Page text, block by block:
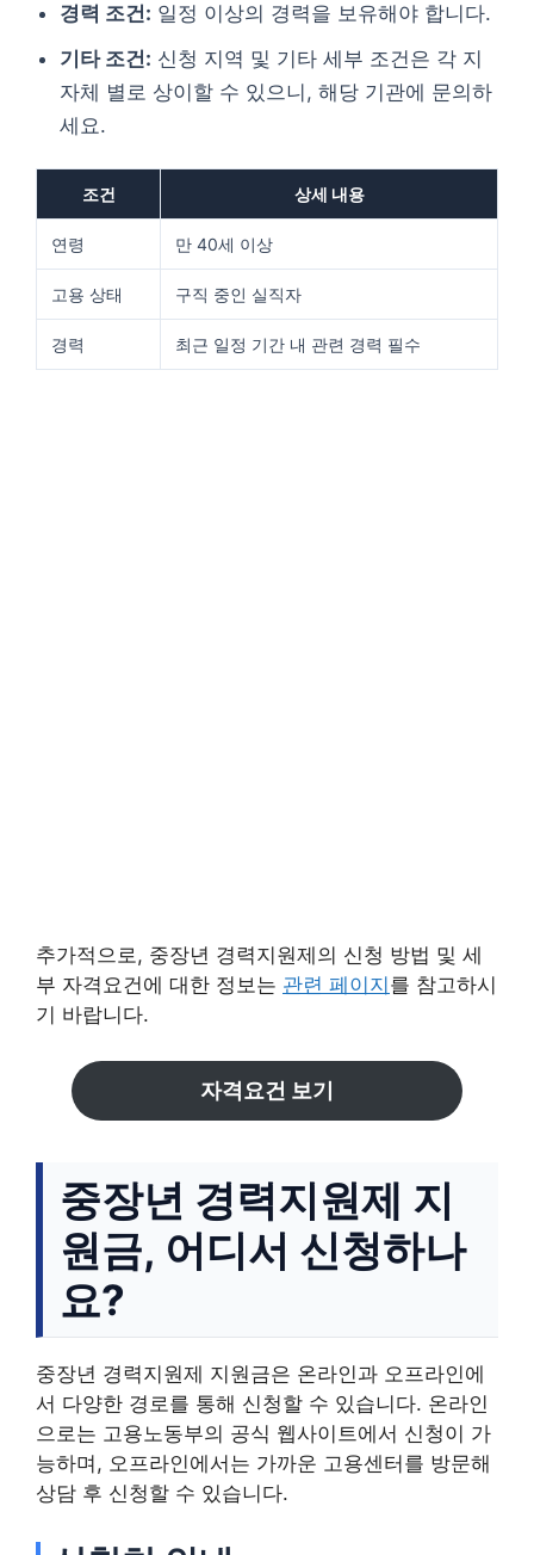
경력 조건: 일정 이상의 경력을 보유해야 합니다.
기타 조건: 신청 지역 및 기타 세부 조건은 각 지
자체 별로 상이할 수 있으니, 해당 기관에 문의하
세요.
조건 상세 내용
연령 만 40세 이상
고용 상태 구직 중인 실직자
경력 최근 일정 기간 내 관련 경력 필수
추가적으로, 중장년 경력지원제의 신청 방법 및 세
부 자격요건에 대한 정보는 관련 페이지 를 참고하시
기 바랍니다.
자격요건 보기
중장년 경력지원제 지
원금, 어디서 신청하나
요?
중장년 경력지원제 지원금은 온라인과 오프라인에
서 다양한 경로를 통해 신청할 수 있습니다. 온라인
으로는 고용노동부의 공식 웹사이트에서 신청이 가
능하며, 오프라인에서는 가까운 고용센터를 방문해
상담 후 신청할 수 있습니다.